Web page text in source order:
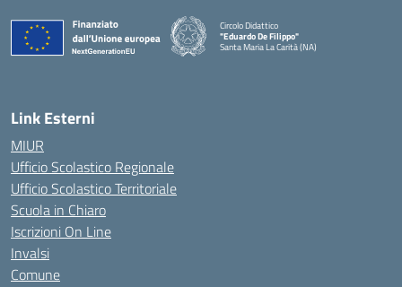
Circolo Didattico
"Eduardo De Filippo"
Santa Maria La Carità (NA)
Link Esterni
MIUR
Ufficio Scolastico Regionale
Ufficio Scolastico Territoriale
Scuola in Chiaro
Iscrizioni On Line
Invalsi
Comune